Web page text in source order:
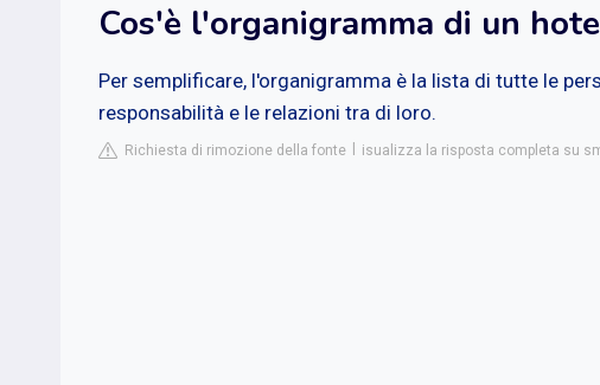
Cos'è l'organigramma di un
Per semplificare, l'organigramma è la lista di tutte le
responsabilità e le relazioni tra di loro.
Richiesta di rimozione della fonte isualizza la risposta completa su